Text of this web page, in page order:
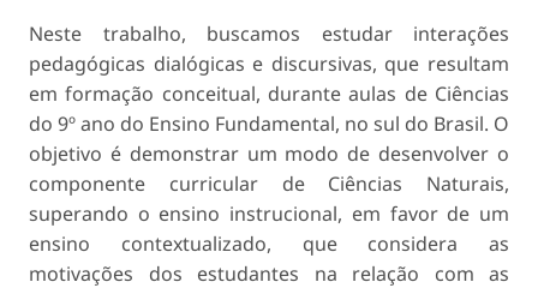
Neste trabalho, buscamos estudar interações
pedagógicas dialógicas e discursivas, que resultam
em formação conceitual, durante aulas de Ciências
do 9º ano do Ensino Fundamental, no sul do Brasil. O
objetivo é demonstrar um modo de desenvolver o
componente curricular de Ciências Naturais,
superando o ensino instrucional, em favor de um
ensino contextualizado, que considera as
motivações dos estudantes na relação com as